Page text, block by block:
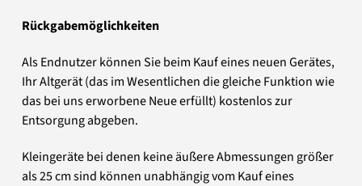
Rückgabemöglichkeiten
Als Endnutzer können Sie beim Kauf eines neuen Gerätes,
Ihr Altgerät (das im Wesentlichen die gleiche Funktion wie
das bei uns erworbene Neue erfüllt) kostenlos zur
Entsorgung abgeben.
Kleingeräte bei denen keine äußere Abmessungen größer
als 25 cm sind können unabhängig vom Kauf eines